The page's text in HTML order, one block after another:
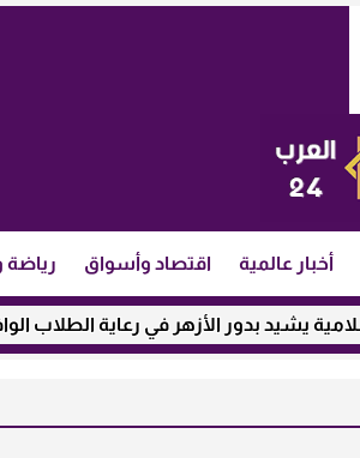
أخبار عالمية اقتصاد وأسواق رياضة
الأزهر في رعاية الطلاب الوافدين خلال